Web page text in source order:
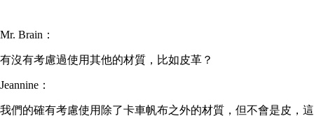
Mr. Brain：
有沒有考慮過使用其他的材質，比如皮革？
Jeannine：
我們的確有考慮使用除了卡車帆布之外的材質，但不會是皮，這